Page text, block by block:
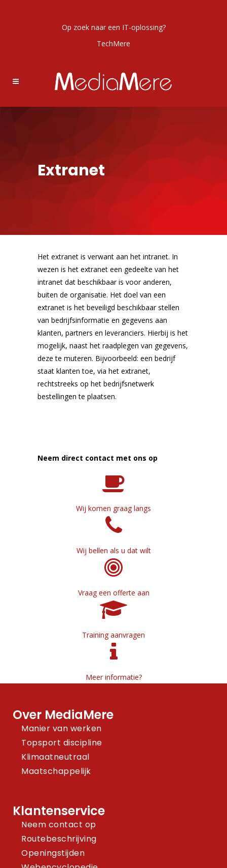
Op zoek naar een IT-oplossing?
TechMere
Extranet
Het extranet is verwant aan het intranet. In
wezen is het extranet een gedeelte van het
intranet dat beschikbaar is voor anderen,
buiten de organisatie. Het doel van een
extranet is het beveiligd beschikbaar stellen
van bedrijfsinformatie en gegevens aan
klanten, partners en leveranciers. Hierbij is het
mogelijk, naast het raadplegen van gegevens,
deze te muteren. Bijvoorbeeld: een bedrijf
staat klanten toe, via het extranet,
rechtstreeks op het bedrijfsnetwerk
bestellingen te plaatsen.
Neem direct contact met ons op
Wij komen graag langs
Wij bellen als u dat wilt
Vraag een offerte aan
Training aanvragen
Meer informatie?
Over MediaMere
Manier van werken
Topsport discipline
Klimaatneutraal
Maatschappelijk
Klantenservice
Neem contact op
Routebeschrijving
Openingstijden